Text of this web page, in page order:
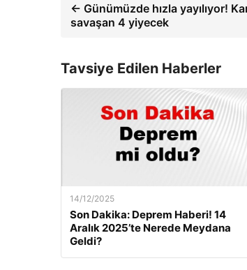
← Günümüzde hızla yayılıyor!
savaşan 4 yiyecek
Tavsiye Edilen Haberler
14/12/2025
Son Dakika: Deprem Haberi! 14
Aralık 2025’te Nerede Meydana
Geldi?